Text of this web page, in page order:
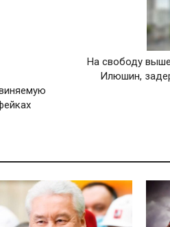
На свободу
Илюшин,